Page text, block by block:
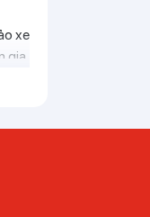
xe
gia